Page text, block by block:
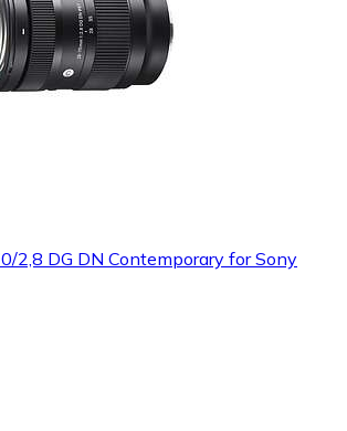
2,8 DG DN Contemporary for Sony